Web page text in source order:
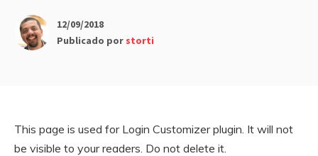
12/09/2018
Publicado por storti
This page is used for Login Customizer plugin. It will not
be visible to your readers. Do not delete it.